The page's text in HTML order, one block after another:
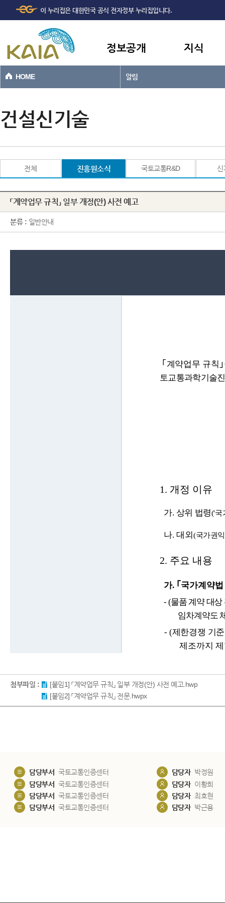
본문바로가기
이 누리집은 대한민국 공식 전자정부 누리집입니다.
정보공개 지식
HOME 알림
건설신기술
전체 진흥원소식 국토교통R&D 신
「계약업무 규칙」 일부 개정(안) 사전 예고
분류 : 일반안내
첨부파일 :
[붙임1] 「계약업무 규칙」 일부 개정(안) 사전 예고.hwp
[붙임2] 「계약업무 규칙」 전문.hwpx
담당부서 국토교통인증센터 담당자 박정원
담당부서 국토교통인증센터 담당자 이황희
담당부서 국토교통인증센터 담당자 최호현
담당부서 국토교통인증센터 담당자 박근용